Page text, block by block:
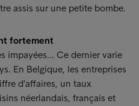
assis sur une petite bombe.
fortement
impayées... Ce dernier varie
En Belgique, les entreprises
d'affaires, un taux
néerlandais, français et